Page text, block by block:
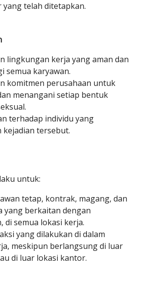
telah ditetapkan.
lingkungan kerja yang aman dan
semua karyawan.
komitmen perusahaan untuk
menangani setiap bentuk
terhadap individu yang
kejadian tersebut.
untuk:
tetap, kontrak, magang, dan
yang berkaitan dengan
di semua lokasi kerja.
yang dilakukan di dalam
meskipun berlangsung di luar
di luar lokasi kantor.